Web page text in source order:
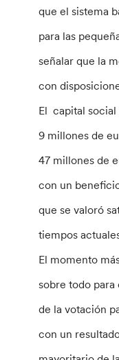
que el sistema
para las
señalar que la
con
El capital social
9 millones de
47 millones de
con un
que se valoró
tiempos
El momento
sobre todo
de la votación
con un